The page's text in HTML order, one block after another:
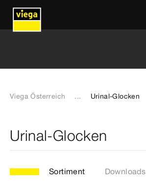
Viega Österreich ... Urinal-Glocken
Urinal-Glocken
Sortiment Downloads